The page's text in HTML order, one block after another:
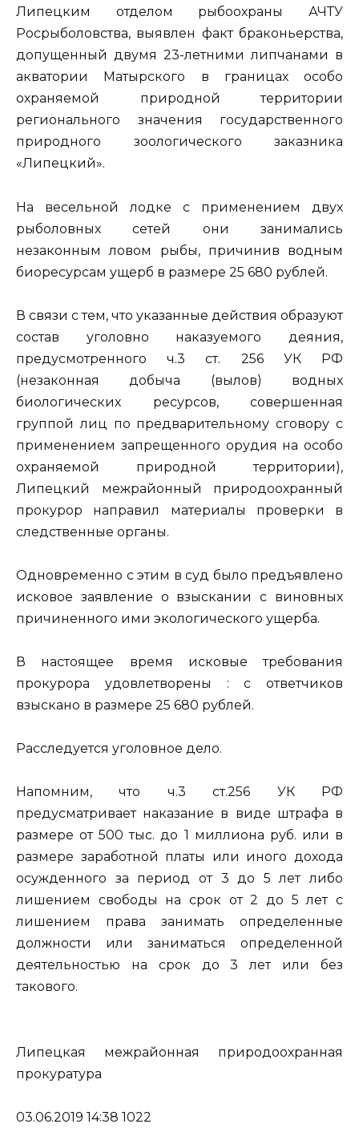
Липецким отделом рыбоохраны АЧТУ
Росрыболовства, выявлен факт браконьерства,
допущенный двумя 23-летними липчанами в
акватории Матырского в границах особо
охраняемой природной территории
регионального значения государственного
природного зоологического заказника
«Липецкий».
На весельной лодке с применением двух
рыболовных сетей они занимались
незаконным ловом рыбы, причинив водным
биоресурсам ущерб в размере 25 680 рублей.
В связи с тем, что указанные действия образуют
состав уголовно наказуемого деяния,
предусмотренного ч.3 ст. 256 УК РФ
(незаконная добыча (вылов) водных
биологических ресурсов, совершенная
группой лиц по предварительному сговору с
применением запрещенного орудия на особо
охраняемой природной территории),
Липецкий межрайонный природоохранный
прокурор направил материалы проверки в
следственные органы.
Одновременно с этим в суд было предъявлено
исковое заявление о взыскании с виновных
причиненного ими экологического ущерба.
В настоящее время исковые требования
прокурора удовлетворены : с ответчиков
взыскано в размере 25 680 рублей.
Расследуется уголовное дело.
Напомним, что ч.3 ст.256 УК РФ
предусматривает наказание в виде штрафа в
размере от 500 тыс. до 1 миллиона руб. или в
размере заработной платы или иного дохода
осужденного за период от 3 до 5 лет либо
лишением свободы на срок от 2 до 5 лет с
лишением права занимать определенные
должности или заниматься определенной
деятельностью на срок до 3 лет или без
такового.
Липецкая межрайонная природоохранная
прокуратура
03.06.2019 14:38 1022